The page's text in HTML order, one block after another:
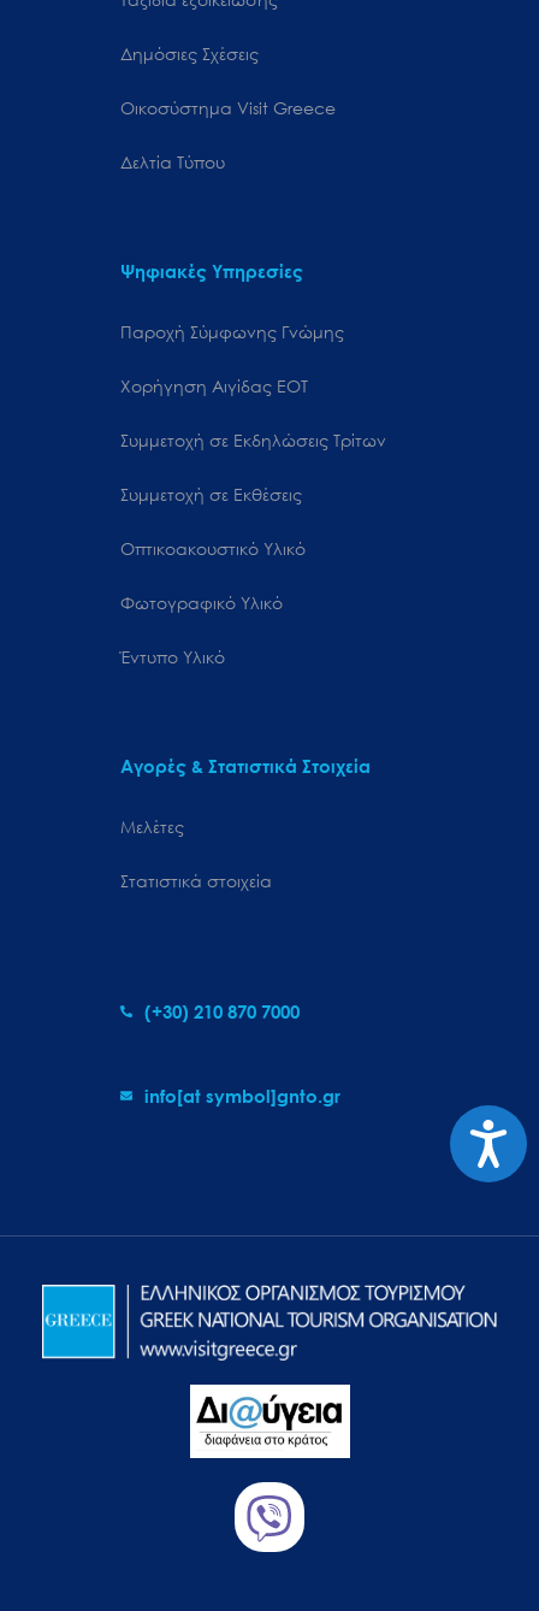
Δημόσιες Σχέσεις
Oικοσύστημα Visit Greece
Δελτία Τύπου
Ψηφιακές Υπηρεσίες
Παροχή Σύμφωνης Γνώμης
Χορήγηση Αιγίδας ΕΟΤ
Συμμετοχή σε Εκδηλώσεις Τρίτων
Συμμετοχή σε Εκθέσεις
Οπτικοακουστικό Υλικό
Φωτογραφικό Υλικό
Έντυπο Υλικό
Αγορές & Στατιστικά Στοιχεία
Μελέτες
Στατιστικά στοιχεία
(+30) 210 870 7000
info[at symbol]gnto.gr